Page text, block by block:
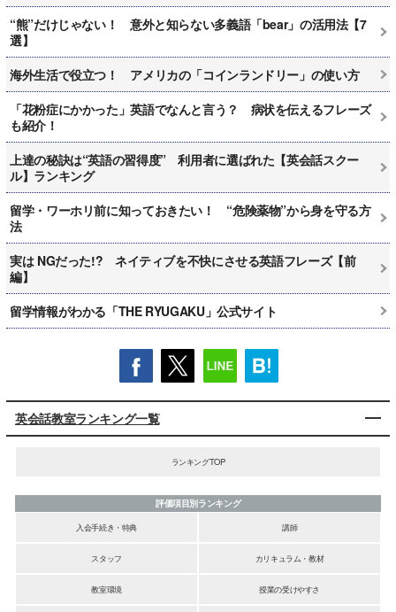
“熊”だけじゃない！ 意外と知らない多義語「bear」の活用法【7
選】
海外生活で役立つ！ アメリカの「コインランドリー」の使い方
「花粉症にかかった」英語でなんと言う？ 病状を伝えるフレーズ
も紹介！
上達の秘訣は“英語の習得度” 利用者に選ばれた【英会話スクー
ル】ランキング
留学・ワーホリ前に知っておきたい！ “危険薬物”から身を守る方
法
実は NGだった!? ネイティブを不快にさせる英語フレーズ【前
編】
留学情報がわかる「THE RYUGAKU」公式サイト
英会話教室ランキング一覧
ランキングTOP
評価項目別ランキング
入会手続き・特典
講師
スタッフ カリキュラム・教材
教室環境 授業の受けやすさ